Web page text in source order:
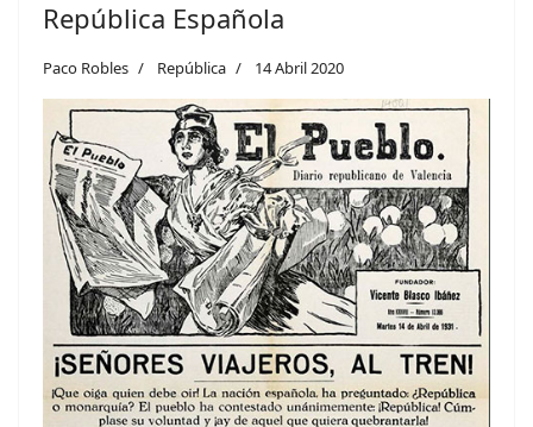
República Española
Paco Robles República 14 Abril 2020